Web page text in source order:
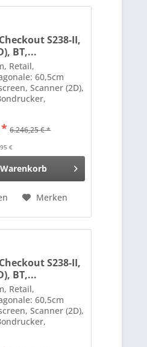
S238-II,
BT,...
Retail,
60,5cm
Scanner (2D),
Android Farbe:
* 6.246,25 € *
€
Warenkorb
Merken
S238-II,
BT,...
Retail,
60,5cm
Scanner (2D),